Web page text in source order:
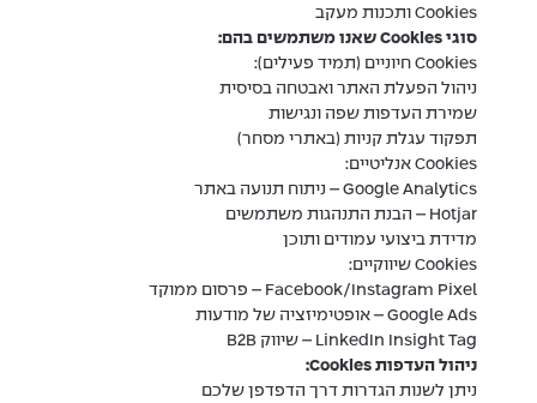
Cookies ותכנות מעקב
סוגי Cookies שאנו משתמשים בהם:
Cookies חיוניים (תמיד פעילים):
ניהול הפעלת האתר ואבטחה בסיסית
שמירת העדפות שפה ונגישות
תפקוד עגלת קניות (באתרי מסחר)
Cookies אנליטיים:
Google Analytics – ניתוח תנועה באתר
Hotjar – הבנת התנהגות משתמשים
מדידת ביצועי עמודים ותוכן
Cookies שיווקיים:
Facebook/Instagram Pixel – פרסום ממוקד
Google Ads – אופטימיזציה של מודעות
LinkedIn Insight Tag – שיווק B2B
ניהול העדפות Cookies:
ניתן לשנות הגדרות דרך הדפדפן שלכם